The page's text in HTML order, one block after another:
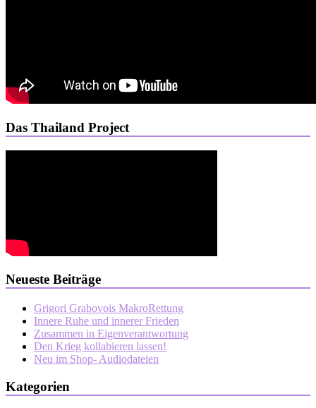
Das Thailand Project
Neueste Beiträge
Grigori Grabovois MakroRettung
Innere Ruhe und innerer Frieden
Zusammen in Eigenverantwortung
Den Krieg kollabieren lassen!
Neu im Shop- Audiodateien
Kategorien